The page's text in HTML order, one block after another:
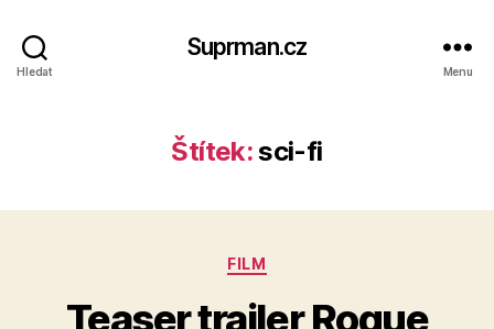
Hledat
Suprman.cz
Menu
Štítek:sci-fi
Rubriky
FILM
Teaser trailer Rogue